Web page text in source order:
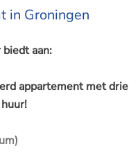
in Groningen
aan:
appartement met drie